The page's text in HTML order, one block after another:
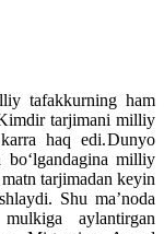
tafakkurning ham
tarjimani milliy
haq edi.Dunyo
milliy
tarjimadan keyin
Shu ma’noda
aylantirgan